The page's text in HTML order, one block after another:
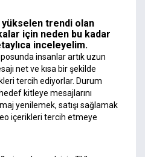
yükselen trendi olan
için neden bu kadar
inceleyelim.
insanlar artık uzun
net ve kısa bir şekilde
tercih ediyorlar. Durum
kitleye mesajlarını
yenilemek, satışı sağlamak
içerikleri tercih etmeye